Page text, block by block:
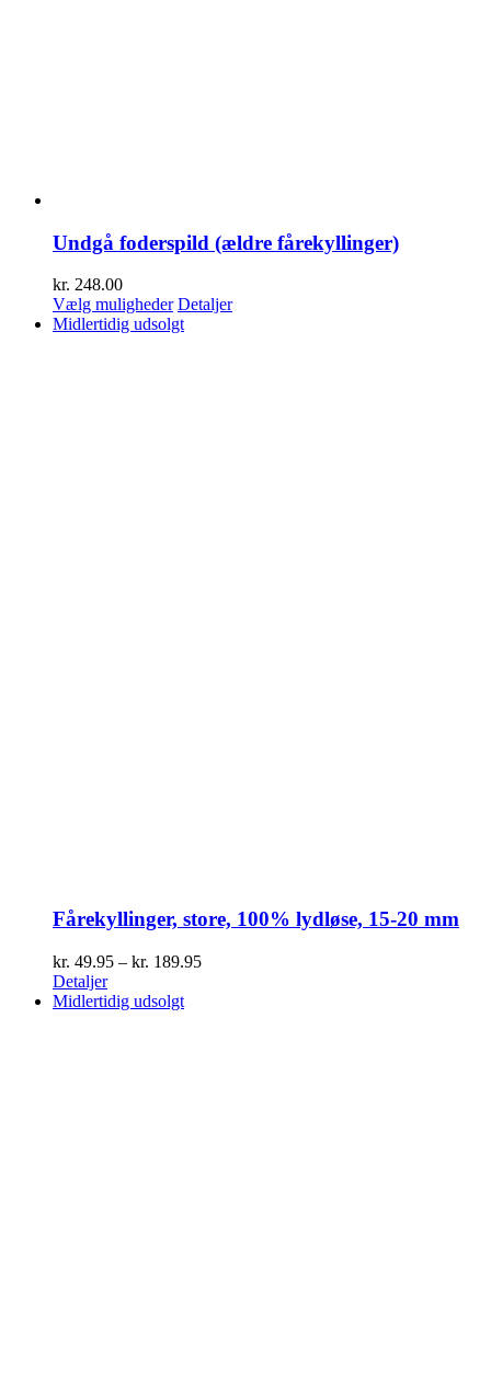
Undgå foderspild (ældre fårekyllinger)
kr. 248.00
Vælg muligheder Dette
vare
Detaljer
Midlertidig udsolgt
Fårekyllinger, store, 100% lydløse, 15-20 mm
kr. 49.95 – kr. 189.95Prisinterval:
Detaljer
Midlertidig udsolgt